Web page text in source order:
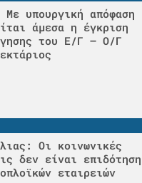
υπουργική απόφαση
άμεσα η έγκριση
του Ε/Γ – Ο/Γ
Οι κοινωνικές
δεν είναι επιδότηση
εταιρειών